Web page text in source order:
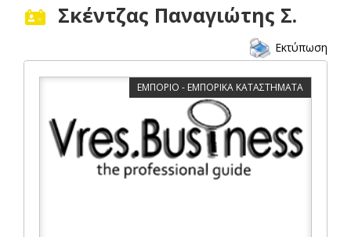
Σκέντζας Παναγιώτης Σ.
Εκτύπωση
ΕΜΠΟΡΙΟ - ΕΜΠΟΡΙΚΑ ΚΑΤΑΣΤΗΜΑΤΑ